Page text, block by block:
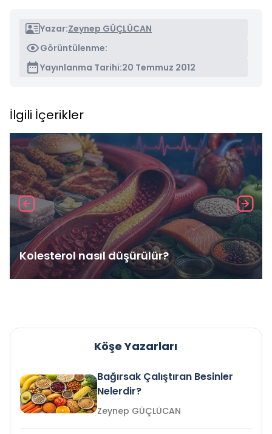
Yazar:Zeynep GÜÇLÜCAN
Görüntülenme:
Yayınlanma Tarihi:20 Temmuz 2012
İlgili İçerikler
Kolesterol nasıl düşürülür?
Köşe Yazarları
Bağırsak Çalıştıran Besinler
Nelerdir?
Zeynep GÜÇLÜCAN